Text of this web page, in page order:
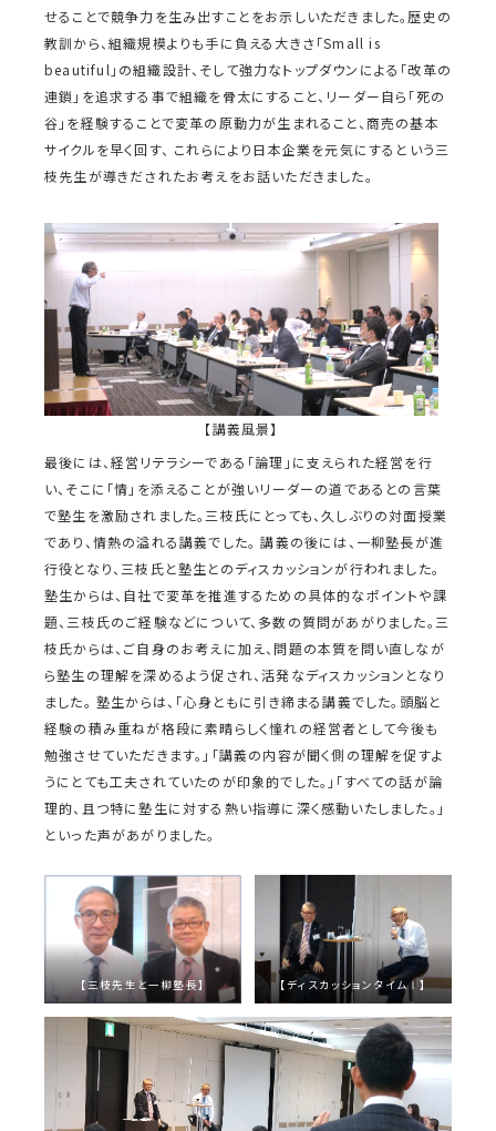
せることで競争力を生み出すことをお示しいただきました。歴史の
教訓から、組織規模よりも手に負える大きさ「Small is
beautiful」の組織設計、そして強力なトップダウンによる「改革の
連鎖」を追求する事で組織を骨太にすること、リーダー自ら「死の
谷」を経験することで変革の原動力が生まれること、商売の基本
サイクルを早く回す、 これらにより日本企業を元気にするという三
枝先生が導きだされたお考えをお話いただきました。
【講義風景】
最後には、経営リテラシーである「論理」に支えられた経営を行
い、そこに「情」を添えることが強いリーダーの道であるとの言葉
で塾生を激励されました。三枝氏にとっても、久しぶりの対面授業
であり、情熱の溢れる講義でした。 講義の後には、一柳塾長が進
行役となり、三枝氏と塾生とのディスカッションが行われました。
塾生からは、自社で変革を推進するための具体的なポイントや課
題、三枝氏のご経験などについて、多数の質問があがりました。三
枝氏からは、ご自身のお考えに加え、問題の本質を問い直しなが
ら塾生の理解を深めるよう促され、活発なディスカッションとなり
ました。 塾生からは、「心身ともに引き締まる講義でした。頭脳と
経験の積み重ねが格段に素晴らしく憧れの経営者として今後も
勉強させていただきます。」「講義の内容が聞く側の理解を促すよ
うにとても工夫されていたのが印象的でした。」「すべての話が論
理的、且つ特に塾生に対する熱い指導に深く感動いたしました。」
といった声があがりました。
【三枝先生と一柳塾長】 【ディスカッションタイムⅠ】